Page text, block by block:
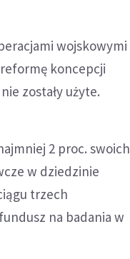
wojskowymi
koncepcji
zostały użyte.
2 proc. swoich
w dziedzinie
trzech
na badania w